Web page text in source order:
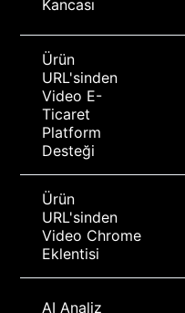
Kancası
Ürün
URL'sinden
Video E-
Ticaret
Platform
Desteği
Ürün
URL'sinden
Video Chrome
Eklentisi
AI Analiz